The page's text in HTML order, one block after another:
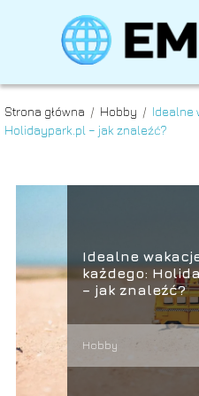
Strona główna / Hobby / Idealne
Holidaypark.pl – jak znaleźć?
Idealne
każdego:
– jak znaleźć?
Hobby